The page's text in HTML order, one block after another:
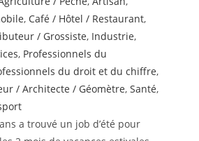
, Café / Hôtel / Restaurant,
/ Grossiste, Industrie,
, Professionnels du
du droit et du chiffre,
/ Architecte / Géomètre,Santé,
a trouvé un job d’été pour